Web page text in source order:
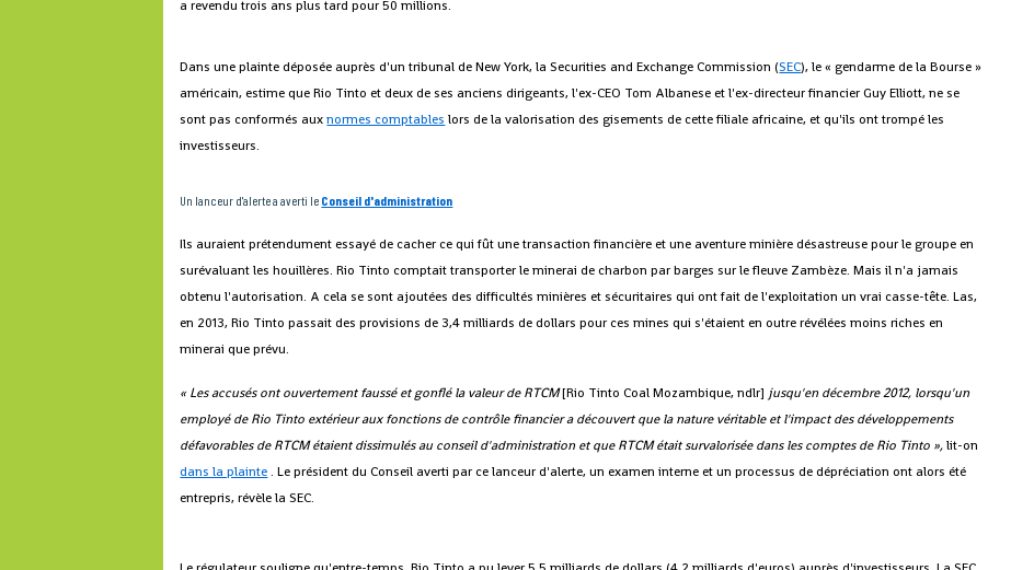
a revendu trois ans plus tard pour 50 millions.
Dans une plainte déposée auprès d'un tribunal de New York, la Securities and Exchange Commission (SEC), le « gendarme de la Bourse »
américain, estime que Rio Tinto et deux de ses anciens dirigeants, l'ex-CEO Tom Albanese et l'ex-directeur financier Guy Elliott, ne se
sont pas conformés auxnormes comptables lors de la valorisation des gisements de cette filiale africaine, et qu'ils ont trompé les
investisseurs.
Un lanceur d'alerte a averti le Conseil d'administration
Ils auraient prétendument essayé de cacher ce qui fût une transaction financière et une aventure minière désastreuse pour le groupe en
surévaluant les houillères. Rio Tinto comptait transporter le minerai de charbon par barges sur le fleuve Zambèze. Mais il n'a jamais
obtenu l'autorisation. A cela se sont ajoutées des difficultés minières et sécuritaires qui ont fait de l'exploitation un vrai casse-tête. Las,
en 2013, Rio Tinto passait des provisions de 3,4 milliards de dollars pour ces mines qui s'étaient en outre révélées moins riches en
minerai que prévu.
« Les accusés ont ouvertement faussé et gonflé la valeur de RTCM[Rio Tinto Coal Mozambique, ndlr] jusqu'en décembre 2012, lorsqu'un
employé de Rio Tinto extérieur aux fonctions de contrôle financier a découvert que la nature véritable et l'impact des développements
défavorables de RTCM étaient dissimulés au conseil d'administration et que RTCM était survalorisée dans les comptes de Rio Tinto »,lit-on
dans la plainte. Le président du Conseil averti par ce lanceur d'alerte, un examen interne et un processus de dépréciation ont alors été
entrepris, révèle la SEC.